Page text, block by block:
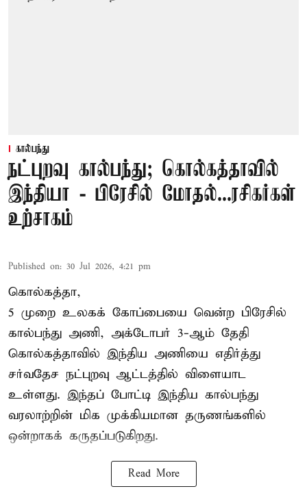
கால்பந்து
நட்புறவு கால்பந்து; கொல்கத்தாவில்
இந்தியா - பிரேசில் மோதல்...ரசிகர்கள்
உற்சாகம்
Published on: 30 Jul 2026, 4:21 pm
கொல்கத்தா,
5 முறை உலகக் கோப்பையை வென்ற பிரேசில்
கால்பந்து அணி, அக்டோபர் 3-ஆம் தேதி
கொல்கத்தாவில் இந்திய அணியை எதிர்த்து
சர்வதேச நட்புறவு ஆட்டத்தில் விளையாட
உள்ளது. இந்தப் போட்டி இந்திய கால்பந்து
வரலாற்றின் மிக முக்கியமான தருணங்களில்
ஒன்றாகக் கருதப்படுகிறது.
Read More